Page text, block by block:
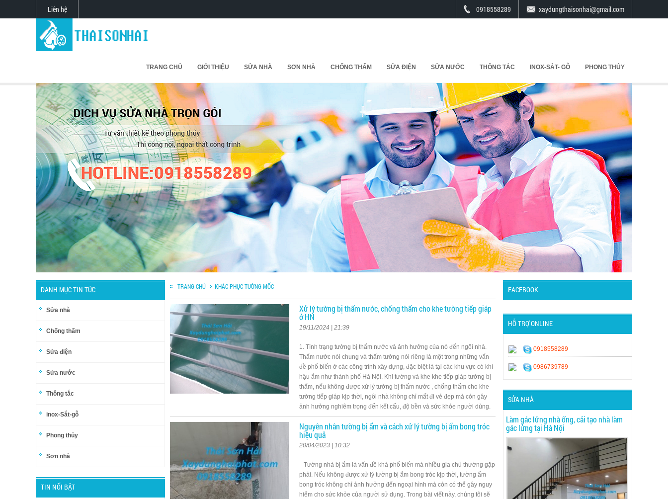
Liên hệ xaydungthaisonhai@gmail.com
0918558289
TRANG CHỦ GIỚI THIỆU SỬA NHÀ SƠN NHÀ CHỐNG THẤM SỬA ĐIỆN SỬA NƯỚC THÔNG TẮC INOX-SẮT- GỖ PHONG THỦY
DANH MỤC TIN TỨC
Sửa nhà
Chống thấm
Sửa điện
Sửa nước
Thông tắc
inox-Sắt-gỗ
Phong thủy
Sơn nhà
TIN NỔI BẬT
TRANG CHỦ KHẮC PHỤC TƯỜNG MỐC
Xử lý tường bị thấm nước, chống thấm cho khe tường tiếp giáp
ở HN
19/11/2024 | 21:39
1. Tình trạng tường bị thấm nước và ảnh hưởng của nó đến ngôi nhà.
Thấm nước nói chung và thấm tường nói riêng là một trong những vấn
đề phổ biến ở các công trình xây dựng, đặc biệt là tại các khu vực có khí
hậu ẩm như thành phố Hà Nội. Khi tường và khe khe tiếp giáp tường bị
thấm, nếu không được xử lý tường bị thấm nước , chống thấm cho khe
tường tiếp giáp kịp thời, ngôi nhà không chỉ mất đi vẻ đẹp mà còn gây
ảnh hưởng nghiêm trọng đến kết cấu, độ bền và sức khỏe người dùng.
Nguyên nhân tường bị ẩm và cách xử lý tường bị ẩm bong tróc
hiệu quả
20/04/2023 | 10:32
Tường nhà bị ẩm là vấn đề khá phổ biến mà nhiều gia chủ thường gặp
phải. Nếu không được xử lý tường bị ẩm bong tróc kịp thời, tường ẩm
bong tróc không chỉ ảnh hưởng đến ngoại hình mà còn có thể gây nguy
hiểm cho sức khỏe của người sử dụng. Trong bài viết này, chúng tôi sẽ
FACEBOOK
HỖ TRỢ ONLINE
0918558289
0986739789
SỬA NHÀ
Làm gác lửng nhà ống, cải tạo nhà làm
gác lửng tại Hà Nội